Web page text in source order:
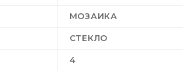
МОЗАИКА
СТЕКЛО
4